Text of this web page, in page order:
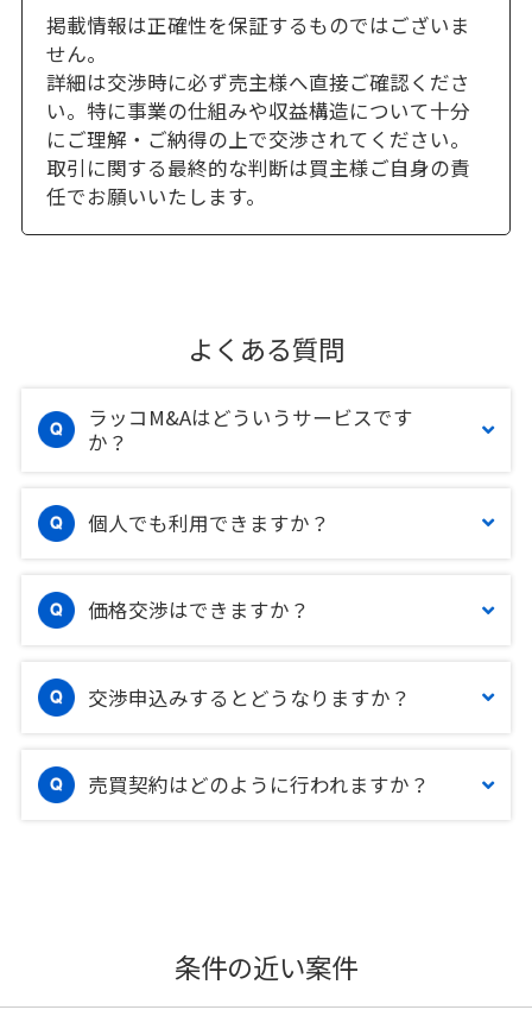
掲載情報は正確性を保証するものではございま
せん。
詳細は交渉時に必ず売主様へ直接ご確認くださ
い。特に事業の仕組みや収益構造について十分
にご理解・ご納得の上で交渉されてください。
取引に関する最終的な判断は買主様ご自身の責
任でお願いいたします。
よくある質問
ラッコM&Aはどういうサービスです
か？
個人でも利用できますか？
価格交渉はできますか？
交渉申込みするとどうなりますか？
売買契約はどのように行われますか？
条件の近い案件